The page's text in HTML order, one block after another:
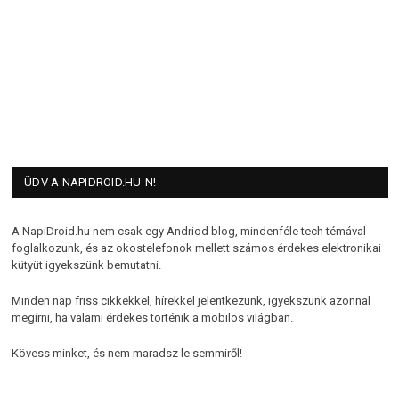
ÜDV A NAPIDROID.HU-N!
A NapiDroid.hu nem csak egy Andriod blog, mindenféle tech témával
foglalkozunk, és az okostelefonok mellett számos érdekes elektronikai
kütyüt igyekszünk bemutatni.
Minden nap friss cikkekkel, hírekkel jelentkezünk, igyekszünk azonnal
megírni, ha valami érdekes történik a mobilos világban.
Kövess minket, és nem maradsz le semmiről!